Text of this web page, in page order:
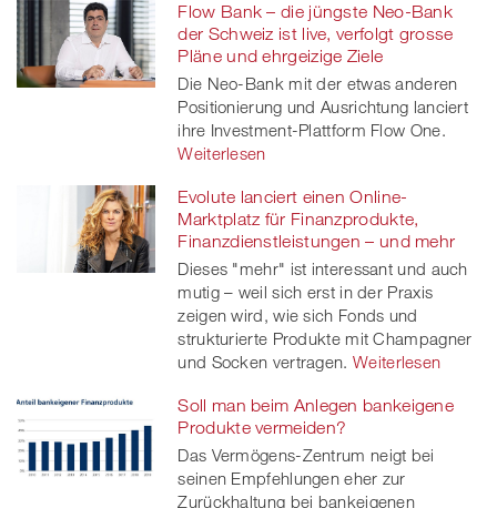
Flow Bank – die jüngste Neo-Bank
der Schweiz ist live, verfolgt grosse
Pläne und ehrgeizige Ziele
Die Neo-Bank mit der etwas anderen
Positionierung und Ausrichtung lanciert
ihre Investment-Plattform Flow One.
Weiterlesen
Evolute lanciert einen Online-
Marktplatz für Finanzprodukte,
Finanzdienstleistungen – und mehr
Dieses "mehr" ist interessant und auch
mutig – weil sich erst in der Praxis
zeigen wird, wie sich Fonds und
strukturierte Produkte mit Champagner
und Socken vertragen. Weiterlesen
Soll man beim Anlegen bankeigene
Produkte vermeiden?
Das Vermögens-Zentrum neigt bei
seinen Empfehlungen eher zur
Zurückhaltung bei bankeigenen